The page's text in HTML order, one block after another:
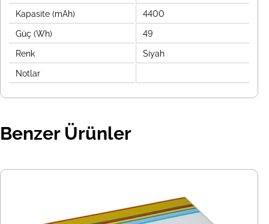
Kapasite (mAh) 4400
Güç (Wh) 49
Renk Siyah
Notlar
Benzer Ürünler